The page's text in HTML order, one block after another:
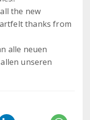
the new
thanks from
alle neuen
unseren